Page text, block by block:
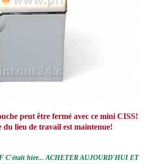
peut être fermé avec ce mini CISS!
du lieu de travail est maintenue!
C'était hier... ACHETER AUJOURD'HUI ET